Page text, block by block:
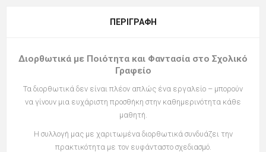
ΠΕΡΙΓΡΑΦΉ
Διορθωτικά με Ποιότητα και Φαντασία στο Σχολικό
Γραφείο
Τα διορθωτικά δεν είναι πλέον απλώς ένα εργαλείο – μπορούν
να γίνουν μια ευχάριστη προσθήκη στην καθημερινότητα κάθε
μαθητή.
Η συλλογή μας με χαριτωμένα διορθωτικά συνδυάζει την
πρακτικότητα με τον ευφάνταστο σχεδιασμό.